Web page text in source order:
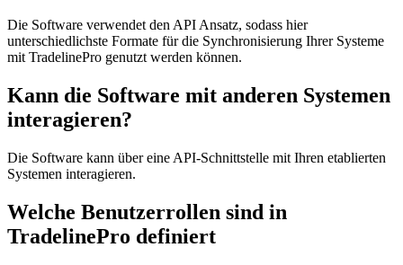
Die Software verwendet den API Ansatz, sodass hier
unterschiedlichste Formate für die Synchronisierung Ihrer Systeme
mit TradelinePro genutzt werden können.
Kann die Software mit anderen Systemen
interagieren?
Die Software kann über eine API-Schnittstelle mit Ihren etablierten
Systemen interagieren.
Welche Benutzerrollen sind in
TradelinePro definiert